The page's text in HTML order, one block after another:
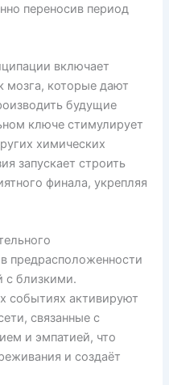
переносив период
включает
мозга, которые дают
будущие
ключе стимулирует
химических
запускает строить
финала, укрепляя
предрасположенности
с близкими.
событиях активируют
связанные с
и эмпатией, что
и создаёт